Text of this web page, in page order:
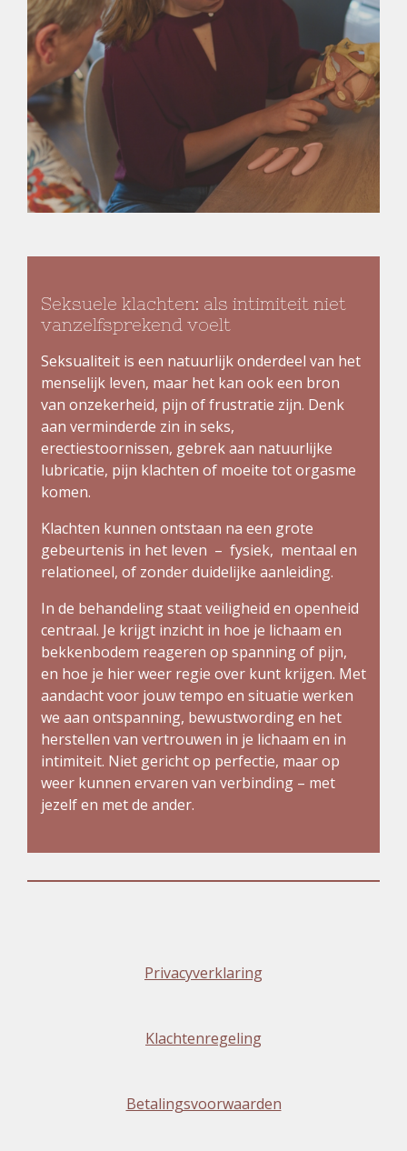
Seksuele klachten: als intimiteit niet
vanzelfsprekend voelt
Seksualiteit is een natuurlijk onderdeel van het
menselijk leven, maar het kan ook een bron
van onzekerheid, pijn of frustratie zijn. Denk
aan verminderde zin in seks,
erectiestoornissen, gebrek aan natuurlijke
lubricatie, pijn klachten of moeite tot orgasme
komen.
Klachten kunnen ontstaan na een grote
gebeurtenis in het leven – fysiek, mentaal en
relationeel, of zonder duidelijke aanleiding.
In de behandeling staat veiligheid en openheid
centraal. Je krijgt inzicht in hoe je lichaam en
bekkenbodem reageren op spanning of pijn,
en hoe je hier weer regie over kunt krijgen. Met
aandacht voor jouw tempo en situatie werken
we aan ontspanning, bewustwording en het
herstellen van vertrouwen in je lichaam en in
intimiteit. Niet gericht op perfectie, maar op
weer kunnen ervaren van verbinding – met
jezelf en met de ander.
Privacyverklaring
Klachtenregeling
Betalingsvoorwaarden